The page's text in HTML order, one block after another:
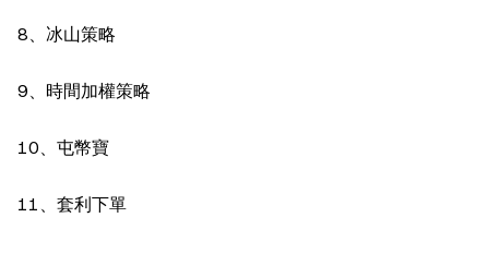
8、冰山策略
9、時間加權策略
10、屯幣寶
11、套利下單